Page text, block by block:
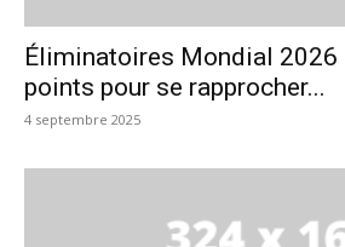
Éliminatoires Mondial 2026
points pour se rapprocher...
4 septembre 2025